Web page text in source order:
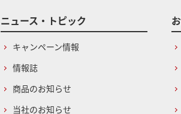
ニュース・トピック
キャンペーン情報
情報誌
商品のお知らせ
当社のお知らせ